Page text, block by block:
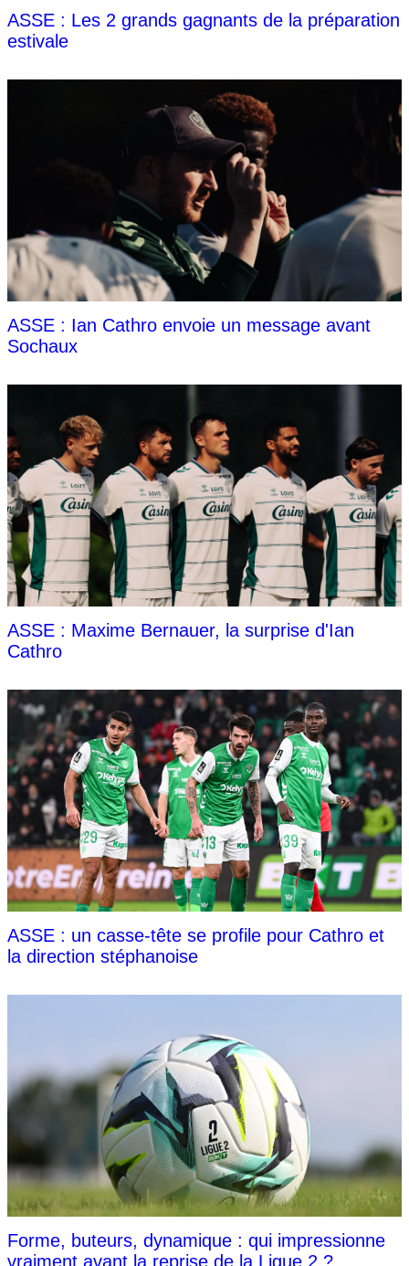
ASSE : Les 2 grands gagnants de la préparation
estivale
ASSE : Ian Cathro envoie un message avant
Sochaux
ASSE : Maxime Bernauer, la surprise d'Ian
Cathro
ASSE : un casse-tête se profile pour Cathro et
la direction stéphanoise
Forme, buteurs, dynamique : qui impressionne
vraiment avant la reprise de la Ligue 2 ?